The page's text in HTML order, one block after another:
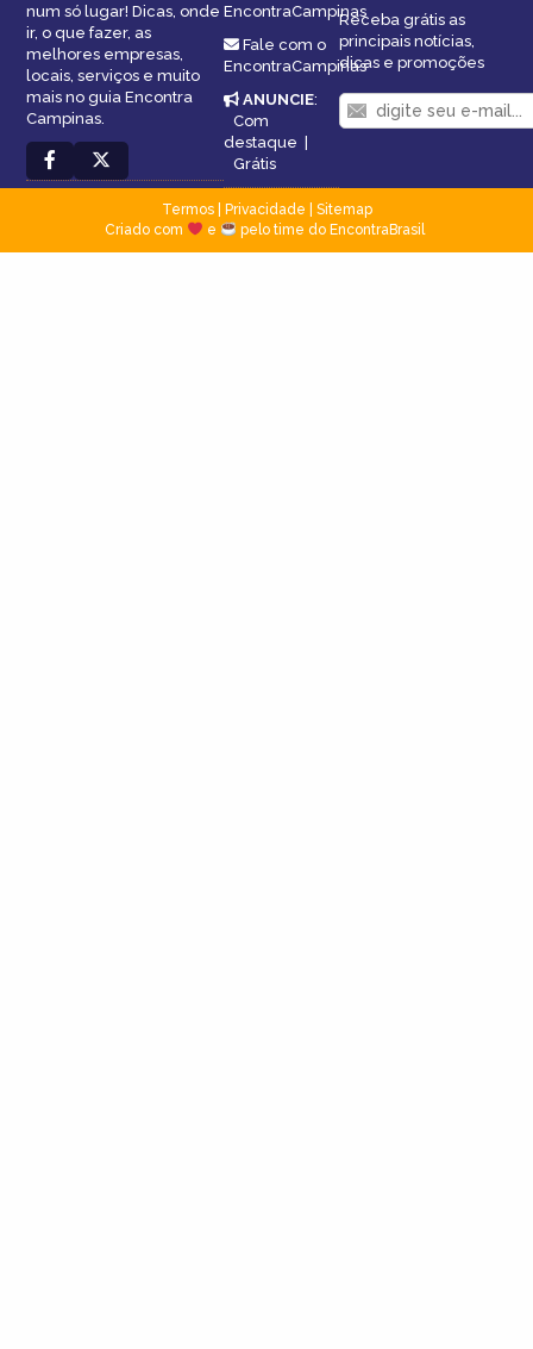
num só lugar! Dicas, onde
ir, o que fazer, as
melhores empresas,
locais, serviços e muito
mais no guia Encontra
Campinas.
EncontraCampinas
Fale com o
EncontraCampinas
ANUNCIE:
Com
destaque |
Grátis
Receba grátis as
principais notícias,
dicas e promoções
Termos| Privacidade
Sitemap
Criado com
e pelo time do EncontraBrasil